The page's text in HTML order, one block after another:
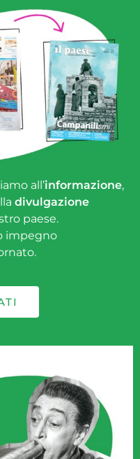
all’informazione,
divulgazione
paese.
impegno